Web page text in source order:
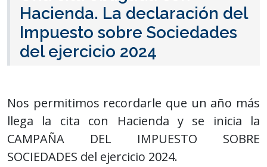
Hacienda. La declaración del
Impuesto sobre Sociedades
del ejercicio 2024
Nos permitimos recordarle que un año más
llega la cita con Hacienda y se inicia la
CAMPAÑA DEL IMPUESTO SOBRE
SOCIEDADES del ejercicio 2024.